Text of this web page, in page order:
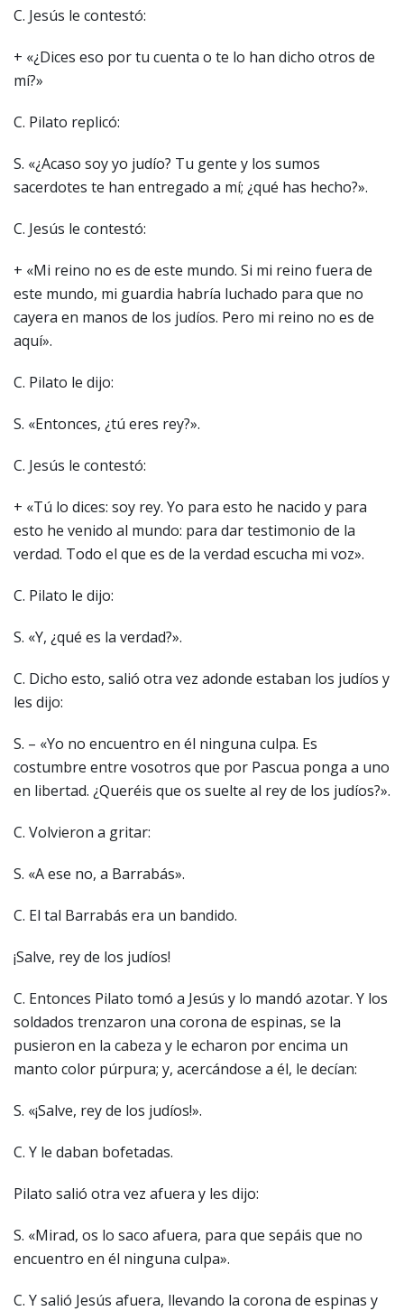
C. Jesús le contestó:
+ «¿Dices eso por tu cuenta o te lo han dicho otros de
mí?»
C. Pilato replicó:
S. «¿Acaso soy yo judío? Tu gente y los sumos
sacerdotes te han entregado a mí; ¿qué has hecho?».
C. Jesús le contestó:
+ «Mi reino no es de este mundo. Si mi reino fuera de
este mundo, mi guardia habría luchado para que no
cayera en manos de los judíos. Pero mi reino no es de
aquí».
C. Pilato le dijo:
S. «Entonces, ¿tú eres rey?».
C. Jesús le contestó:
+ «Tú lo dices: soy rey. Yo para esto he nacido y para
esto he venido al mundo: para dar testimonio de la
verdad. Todo el que es de la verdad escucha mi voz».
C. Pilato le dijo:
S. «Y, ¿qué es la verdad?».
C. Dicho esto, salió otra vez adonde estaban los judíos y
les dijo:
S. – «Yo no encuentro en él ninguna culpa. Es
costumbre entre vosotros que por Pascua ponga a uno
en libertad. ¿Queréis que os suelte al rey de los judíos?».
C. Volvieron a gritar:
S. «A ese no, a Barrabás».
C. El tal Barrabás era un bandido.
¡Salve, rey de los judíos!
C. Entonces Pilato tomó a Jesús y lo mandó azotar. Y los
soldados trenzaron una corona de espinas, se la
pusieron en la cabeza y le echaron por encima un
manto color púrpura; y, acercándose a él, le decían:
S. «¡Salve, rey de los judíos!».
C. Y le daban bofetadas.
Pilato salió otra vez afuera y les dijo:
S. «Mirad, os lo saco afuera, para que sepáis que no
encuentro en él ninguna culpa».
C. Y salió Jesús afuera, llevando la corona de espinas y